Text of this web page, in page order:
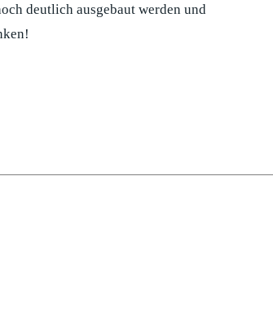
deutlich ausgebaut werden und